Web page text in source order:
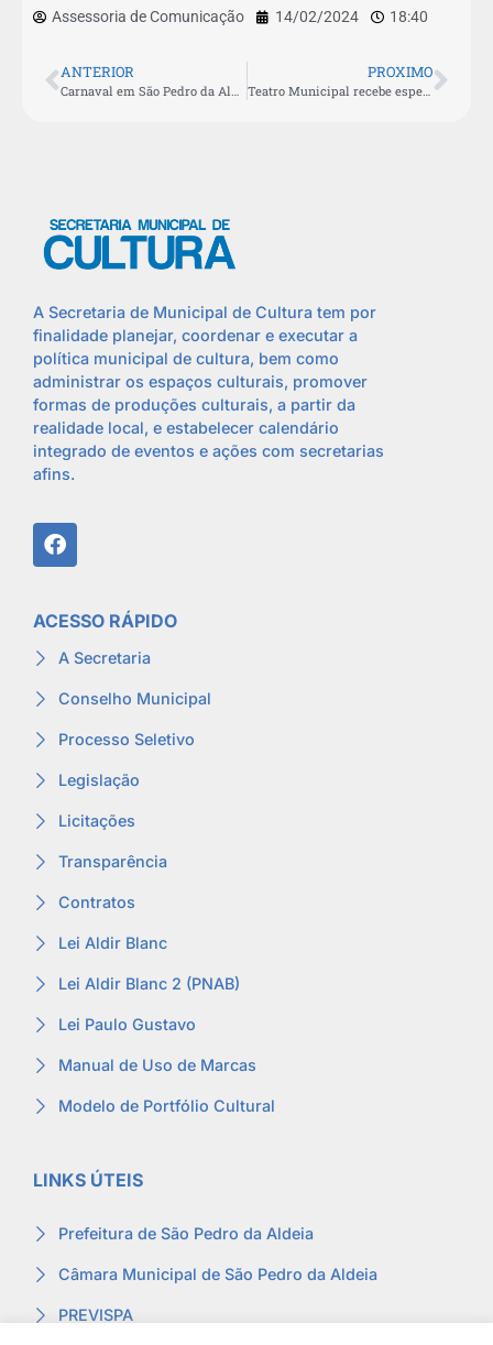
Assessoria de Comunicação 14/02/2024 18:40
ANTERIOR
Carnaval em São Pedro da Aldeia tem mais uma noite de shows e desfiles de blocos
PROXIMO
Teatro Municipal recebe espetáculo de comédia neste domingo (18)
A Secretaria de Municipal de Cultura tem por
finalidade planejar, coordenar e executar a
política municipal de cultura, bem como
administrar os espaços culturais, promover
formas de produções culturais, a partir da
realidade local, e estabelecer calendário
integrado de eventos e ações com secretarias
afins.
ACESSO RÁPIDO
A Secretaria
Conselho Municipal
Processo Seletivo
Legislação
Licitações
Transparência
Contratos
Lei Aldir Blanc
Lei Aldir Blanc 2 (PNAB)
Lei Paulo Gustavo
Manual de Uso de Marcas
Modelo de Portfólio Cultural
LINKS ÚTEIS
Prefeitura de São Pedro da Aldeia
Câmara Municipal de São Pedro da Aldeia
PREVISPA